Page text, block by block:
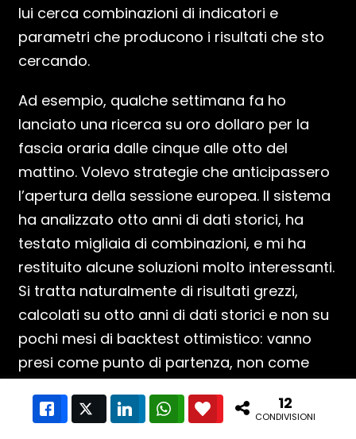
lui cerca combinazioni di indicatori e
parametri che producono i risultati che sto
cercando.
Ad esempio, qualche settimana fa ho
lanciato una ricerca su oro dollaro per la
fascia oraria dalle cinque alle otto del
mattino. Volevo strategie che anticipassero
l’apertura della sessione europea. Il sistema
ha analizzato otto anni di dati storici, ha
testato migliaia di combinazioni, e mi ha
restituito alcune soluzioni molto interessanti.
Si tratta naturalmente di risultati grezzi,
calcolati su otto anni di dati storici e non su
pochi mesi di backtest ottimistico: vanno
presi come punto di partenza, non come
Il passo successivo è portare queste
Like Twitter LinkedInWhatsAppLove This 12
CONDIVISIONI